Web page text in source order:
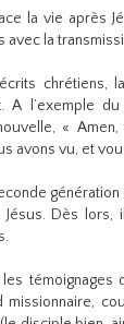
la vie après
avec la
chrétiens,
A l’exemple
«
avons vu, et
Jésus. Dès
témoignages
missionnaire,